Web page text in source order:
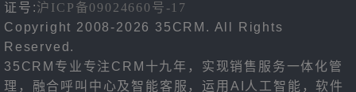
证号:沪ICP备09024660号-17
Copyright 2008-2026 35CRM. All Rights
Reserved.
35CRM专业专注CRM十九年，实现销售服务一体化管
理，融合呼叫中心及智能客服，运用AI人工智能，软件